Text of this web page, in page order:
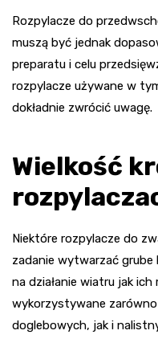
Rozpylacze do
muszą być jednak
preparatu i celu
rozpylacze używane w
dokładnie zwrócić uwagę.
Wielkość
Niektóre rozpylacze do
zadanie wytwarzać
na działanie wiatru jak
wykorzystywane
doglebowych, jak i